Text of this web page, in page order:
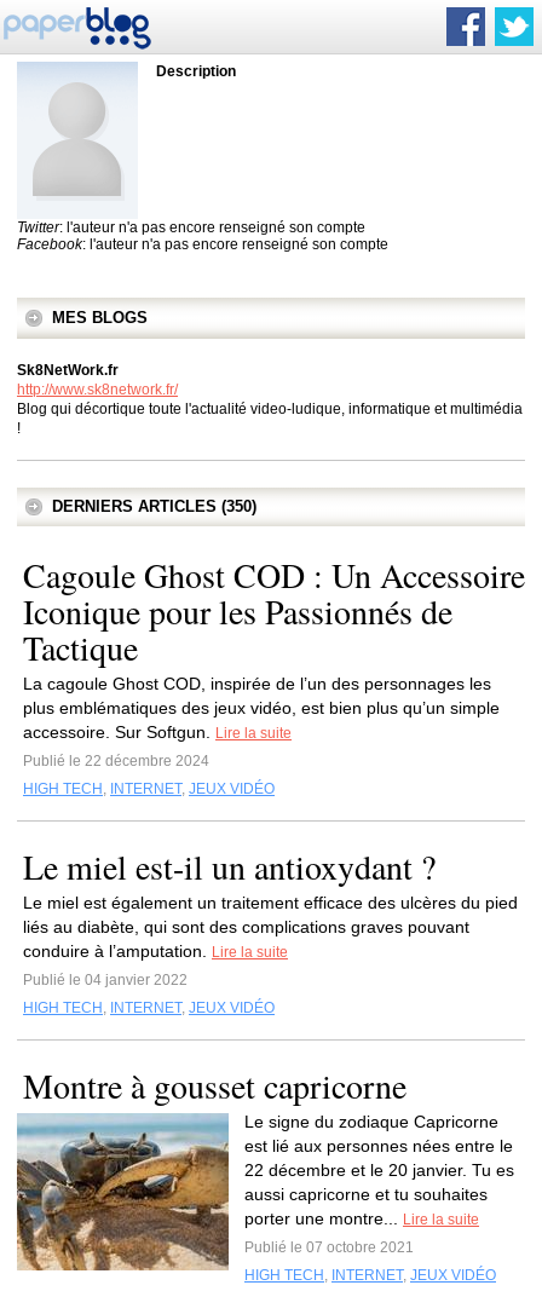
Description
Twitter: l'auteur n'a pas encore renseigné son compte
Facebook: l'auteur n'a pas encore renseigné son compte
MES BLOGS
Sk8NetWork.fr
http://www.sk8network.fr/
Blog qui décortique toute l'actualité video-ludique, informatique et multimédia
!
DERNIERS ARTICLES (350)
Cagoule Ghost COD : Un Accessoire
Iconique pour les Passionnés de
Tactique
La cagoule Ghost COD, inspirée de l’un des personnages les
plus emblématiques des jeux vidéo, est bien plus qu’un simple
accessoire. Sur Softgun.
Lire la suite
Publié le 22 décembre 2024
HIGH TECH , INTERNET, JEUX VIDÉO
Le miel est-il un antioxydant ?
Le miel est également un traitement efficace des ulcères du pied
liés au diabète, qui sont des complications graves pouvant
conduire à l’amputation.
Lire la suite
Publié le 04 janvier 2022
HIGH TECH , INTERNET, JEUX VIDÉO
Montre à gousset capricorne
Le signe du zodiaque Capricorne
est lié aux personnes nées entre le
22 décembre et le 20 janvier. Tu es
aussi capricorne et tu souhaites
porter une montre...
Lire la suite
Publié le 07 octobre 2021
HIGH TECH , INTERNET, JEUX VIDÉO